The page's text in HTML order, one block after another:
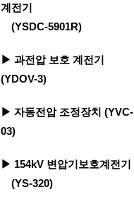
계전기
(YSDC-5901R)
▶ 과전압 보호 계전기
(YDOV-3)
▶ 자동전압 조정장치 (YVC-
03)
▶ 154kV 변압기보호계전기
(YS-320)